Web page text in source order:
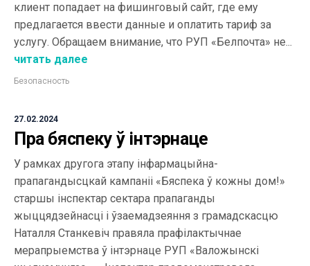
клиент попадает на фишинговый сайт, где ему
предлагается ввести данные и оплатить тариф за
услугу. Обращаем внимание, что РУП «Белпочта» не...
читать далее
Безопасность
27.02.2024
Пра бяспеку ў інтэрнаце
У рамках другога этапу інфармацыйна-
прапагандысцкай кампаніі «Бяспека ў кожны дом!»
старшы інспектар сектара прапаганды
жыццядзейнасці і ўзаемадзеяння з грамадскасцю
Наталля Станкевіч правяла прафілактычнае
мерапрыемства ў інтэрнаце РУП «Валожынскі